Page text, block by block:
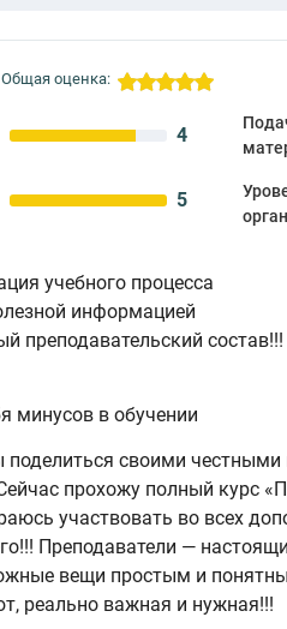
Общая оценка:
4
5
учебного процесса
информацией
преподавательский состав!!!
минусов в обучении
поделиться своими
прохожу полный курс
участвовать во всех
Преподаватели —
вещи простым и
реально важная и нужная!!!